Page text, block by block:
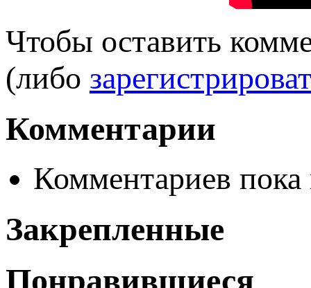
Чтобы оставить
(либо
Комментарии
Комментариев пока
Закрепленные
Понравившиеся